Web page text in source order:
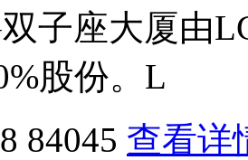
子座大厦由
股份。L
84045 查看详